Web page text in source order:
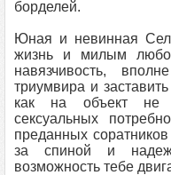
борделей.
Юная и невинная
жизнь и милым
навязчивость,
триумвира и
как на объект не
сексуальных
преданных
за спиной и
возможность тебе